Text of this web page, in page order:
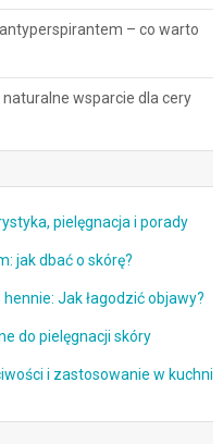
– co warto
naturalne wsparcie dla cery
pielęgnacja i porady
jak dbać o skórę?
Jak łagodzić objawy?
do pielęgnacji skóry
i zastosowanie w kuchni